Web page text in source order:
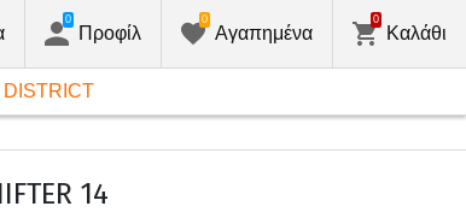
Προφίλ
0
Αγαπημένα
0
Καλάθι
0
DISTRICT
14